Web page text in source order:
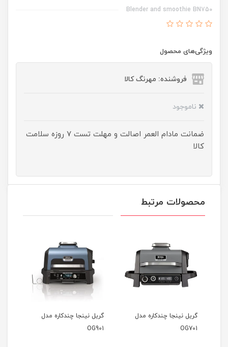
Blender and smoothie BN750
ویژگی‌های محصول
فروشنده: مهرنگ کالا
ناموجود
ضمانت مادام العمر اصالت و مهلت تست ۷ روزه سلامت
کالا
محصولات مرتبط
گریل نینجا چندکاره مدل
OG901
گریل باربیکیو برقی نینجا
مدل OG850EU